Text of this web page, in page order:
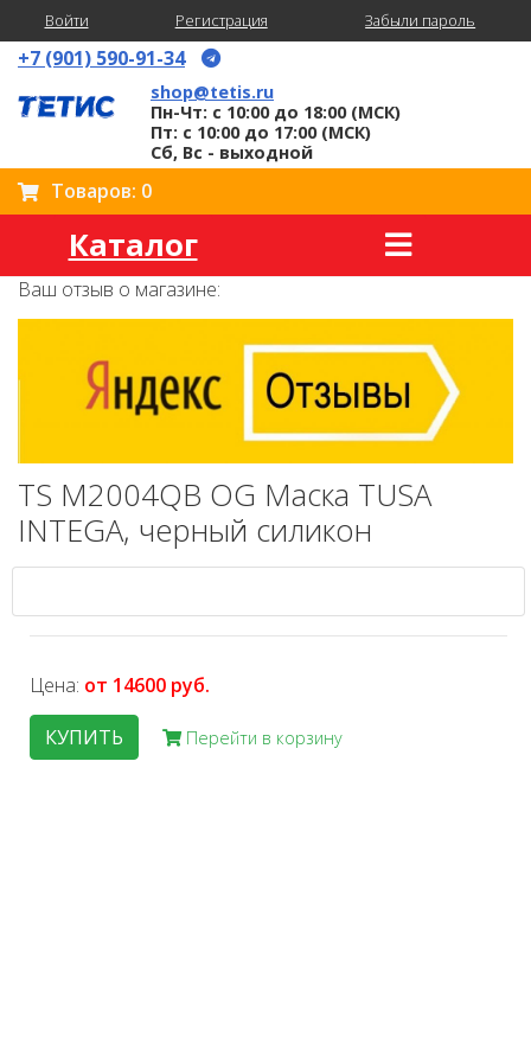
Войти Регистрация Забыли пароль
+7 (901) 590-91-34
shop@tetis.ru
Пн-Чт: с 10:00 до 18:00 (МСК)
Пт: с 10:00 до 17:00 (МСК)
Сб, Вс - выходной
Товаров: 0
Каталог
Ваш отзыв о магазине:
TS M2004QB OG Маска TUSA
INTEGA, черный силикон
Цена: от 14600 руб.
КУПИТЬ
Перейти в корзину